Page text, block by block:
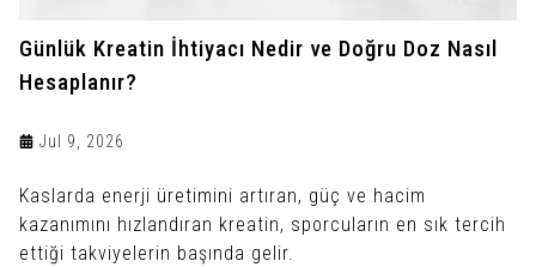
Günlük Kreatin İhtiyacı Nedir ve Doğru Doz Nasıl
Hesaplanır?
Jul 9, 2026
Kaslarda enerji üretimini artıran, güç ve hacim
kazanımını hızlandıran kreatin, sporcuların en sık tercih
ettiği takviyelerin başında gelir.